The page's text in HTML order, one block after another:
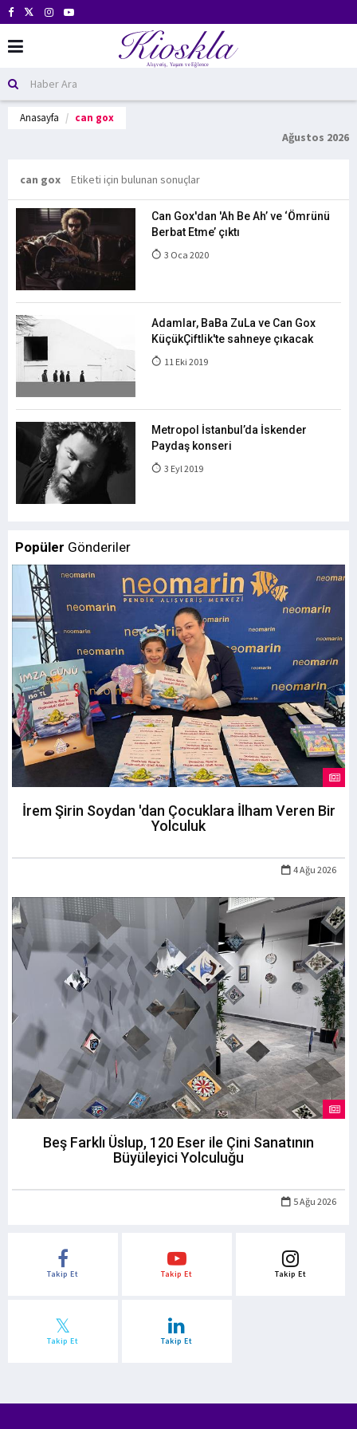
Anasayfa can gox
Ağustos 2026
can gox Etiketi için bulunan sonuçlar
Can Gox'dan 'Ah Be Ah’ ve ‘Ömrünü
Berbat Etme’ çıktı
3 Oca 2020
Adamlar, BaBa ZuLa ve Can Gox
KüçükÇiftlik'te sahneye çıkacak
11 Eki 2019
Metropol İstanbul’da İskender
Paydaş konseri
3 Eyl 2019
Popüler Gönderiler
İrem Şirin Soydan 'dan Çocuklara İlham Veren Bir
Yolculuk
4 Ağu 2026
Beş Farklı Üslup, 120 Eser ile Çini Sanatının
Büyüleyici Yolculuğu
5 Ağu 2026
Takip Et Takip Et Takip Et
Takip Et Takip Et